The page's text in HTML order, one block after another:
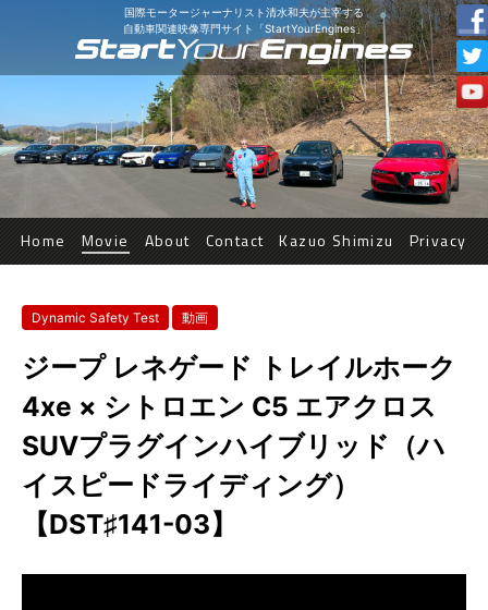
国際モータージャーナリスト清水和夫が主宰する
自動車関連映像専門サイト「StartYourEngines」
Home Movie About Contact Kazuo Shimizu Privacy
Dynamic Safety Test 動画
ジープ レネゲード トレイルホーク
4xe × シトロエン C5 エアクロス
SUVプラグインハイブリッド（ハ
イスピードライディング）
【DST♯141-03】